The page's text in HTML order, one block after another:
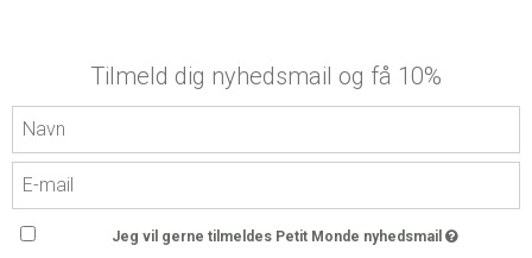
Tilmeld dig nyhedsmail og få 10%
Jeg vil gerne tilmeldes Petit Monde nyhedsmail